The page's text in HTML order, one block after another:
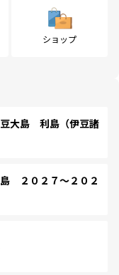
ショップ
大島 利島（伊豆諸
２０２７～２０２